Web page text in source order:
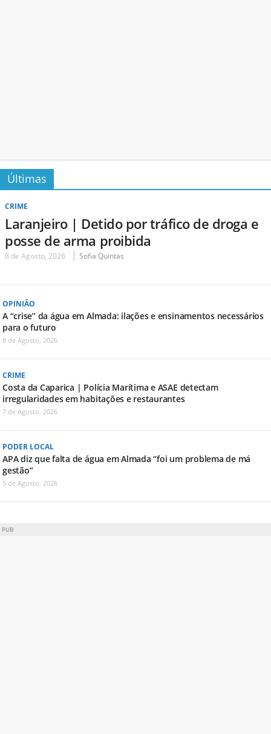
Últimas
CRIME
Laranjeiro | Detido por tráfico de droga e
posse de arma proibida
8 de Agosto, 2026 Sofia Quintas
OPINIÃO
A “crise” da água em Almada: ilações e ensinamentos necessários
para o futuro
8 de Agosto, 2026
CRIME
Costa da Caparica | Polícia Marítima e ASAE detectam
irregularidades em habitações e restaurantes
7 de Agosto, 2026
PODER LOCAL
APA diz que falta de água em Almada “foi um problema de má
gestão”
5 de Agosto, 2026
PUB